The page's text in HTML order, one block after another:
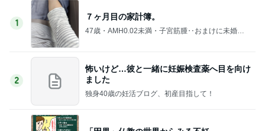
1
７ヶ月目の家計簿。
47歳・AMH0.02未満・子宮筋腫‥おまけに未婚の
2
怖いけど…彼と一緒に妊娠検査薬へ目を向け
ました
独身40歳の妊活ブログ、初産目指して！